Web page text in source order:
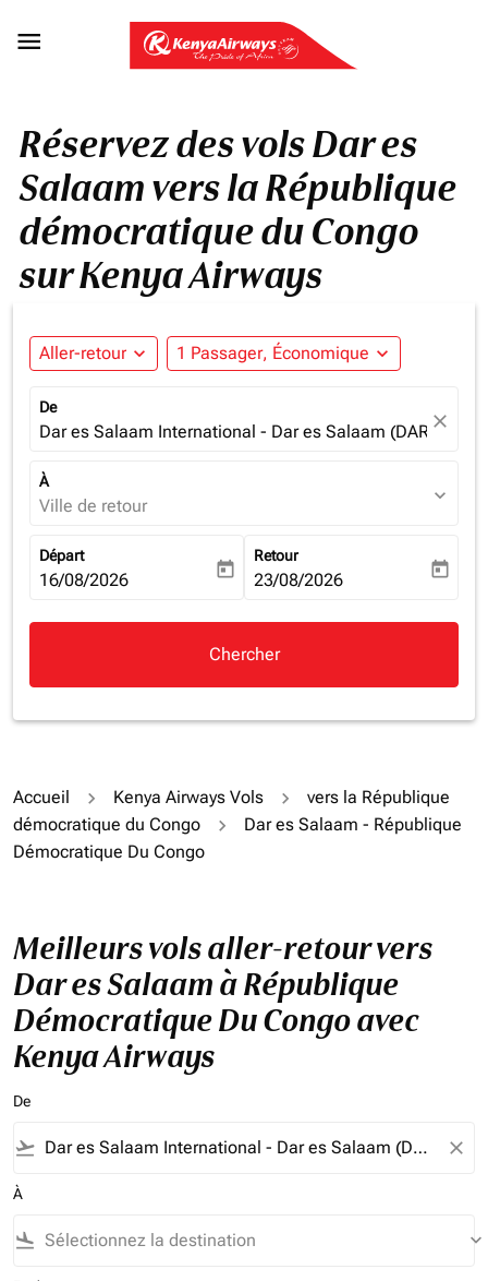

Réservez des vols Dar es
Salaam vers la République
démocratique du Congo
sur Kenya Airways
Aller-retour expand_more 1 Passager, Économique expand_more
De
Dar es Salaam International - Dar es Salaam (DAR),close
À
Ville de retour expand_more
Départ
fc-booking-departure-date-aria-label
16/08/2026 today
Retour
fc-booking-return-date-aria-
23/08/2026 today
Chercher
Accueil Kenya Airways Vols
vers la République
démocratique du Congo
Dar es Salaam - République
Démocratique Du Congo
Meilleurs vols aller-retour vers
Dar es Salaam à République
Démocratique Du Congo avec
Kenya Airways
De
flight_takeoff close
À
flight_land keyboard_arrow_down